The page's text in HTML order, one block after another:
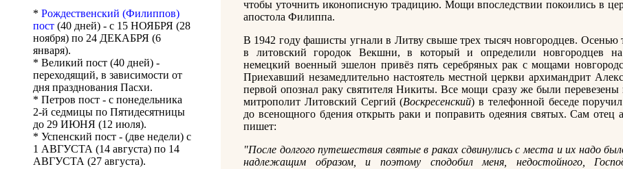
* Рождественский (Филиппов)
пост (40 дней) - с 15 НОЯБРЯ (28
ноября) по 24 ДЕКАБРЯ (6
января).
* Великий пост (40 дней) -
переходящий, в зависимости от
дня празднования Пасхи.
* Петров пост - с понедельника
2-й седмицы по Пятидесятницы
до 29 ИЮНЯ (12 июля).
* Успенский пост - (две недели) с
1 АВГУСТА (14 августа) по 14
АВГУСТА (27 августа).
чтобы уточнить иконописную традицию. Мощи впоследствии покоились в
апостола Филиппа.
В 1942 году фашисты угнали в Литву свыше трех тысяч новгородцев. Осенью
в литовский городок Векшни, в который и определили новгородцев на
немецкий военный эшелон привёз пять серебряных рак с мощами
Приехавший незамедлительно настоятель местной церкви архимандрит
первой опознал раку святителя Никиты. Все мощи сразу же были перевезены
митрополит Литовский Сергий (Воскресенский) в телефонной беседе
до всенощного бдения открыть раки и поправить одеяния святых. Сам отец
пишет:
"После долгого путешествия святые в раках сдвинулись с места и их надо
надлежащим образом, и поэтому сподобил меня, недостойного,